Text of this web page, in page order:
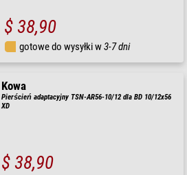
$ 38,90
gotowe do wysyłki w3-7 dni
Kowa
Pierścień adaptacyjny TSN-AR56-10/12 dla BD 10/12x56
XD
$ 38,90